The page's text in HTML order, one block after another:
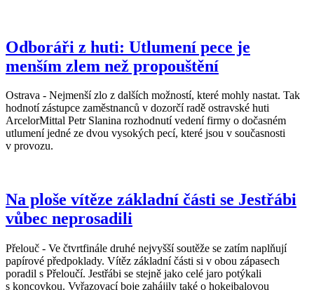
Odboráři z huti: Utlumení pece je
menším zlem než propouštění
Ostrava - Nejmenší zlo z dalších možností, které mohly nastat. Tak
hodnotí zástupce zaměstnanců v dozorčí radě ostravské huti
ArcelorMittal Petr Slanina rozhodnutí vedení firmy o dočasném
utlumení jedné ze dvou vysokých pecí, které jsou v současnosti
v provozu.
Na ploše vítěze základní části se Jestřábi
vůbec neprosadili
Přelouč - Ve čtvrtfinále druhé nejvyšší soutěže se zatím naplňují
papírové předpoklady. Vítěz základní části si v obou zápasech
poradil s Přeloučí. Jestřábi se stejně jako celé jaro potýkali
s koncovkou. Vyřazovací boje zahájily také o hokejbalovou